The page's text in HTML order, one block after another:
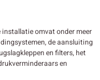
omvat onder meer
de aansluiting
en filters, het
en